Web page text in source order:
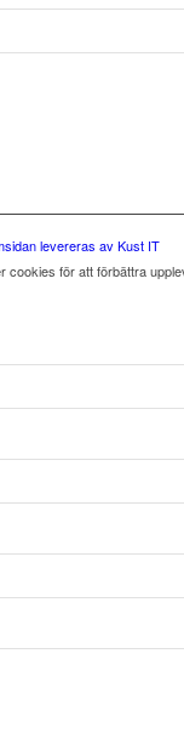
levereras av Kust IT
cookies för att förbättra